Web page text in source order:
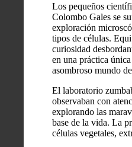
Los pequeños
Colombo Gales se
exploración
tipos de células.
curiosidad
en una práctica
asombroso mundo
El laboratorio
observaban con
explorando las
base de la vida. La
células vegetales,